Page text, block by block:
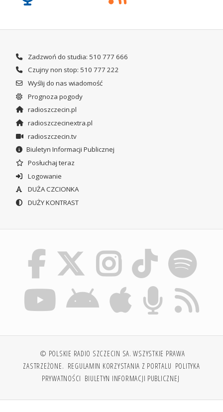
Zadzwoń do studia: 510 777 666
Czujny non stop: 510 777 222
Wyślij do nas wiadomość
Prognoza pogody
radioszczecin.pl
radioszczecinextra.pl
radioszczecin.tv
Biuletyn Informacji Publicznej
Posłuchaj teraz
Logowanie
DUŻA CZCIONKA
DUŻY KONTRAST
© POLSKIE RADIO SZCZECIN SA. WSZYSTKIE PRAWA
ZASTRZEŻONE. REGULAMIN KORZYSTANIA Z PORTALU POLITYKA
PRYWATNOŚCI BIULETYN INFORMACJI PUBLICZNEJ